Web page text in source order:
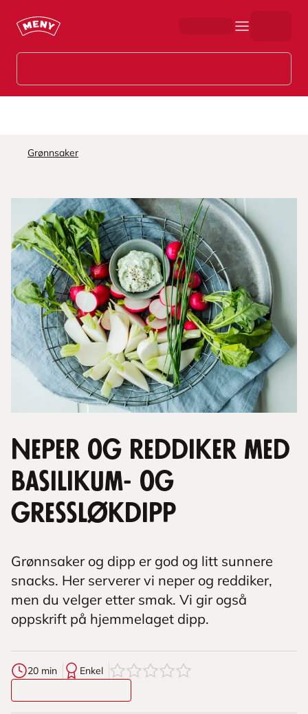
Grønnsaker
Neper og reddiker med
basilikum- og
gressløkdipp
Grønnsaker og dipp er god og litt sunnere
snacks. Her serverer vi neper og reddiker,
men du velger etter smak. Vi gir også
oppskrift på hjemmelaget dipp.
20 min Enkel 0av5stjerner